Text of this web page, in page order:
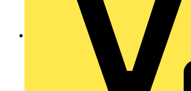
Zurück zu Produkte